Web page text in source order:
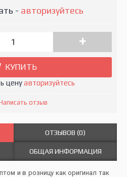
- авторизуйтесь
+
КУПИТЬ
ценуавторизуйтесь
отзыв
ОТЗЫВОВ (0)
ОБЩАЯ ИНФОРМАЦИЯ
и в розницу как оригинал так